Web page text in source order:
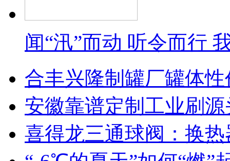
闻“汛”而动 听令而行
合丰兴隆制罐厂罐体
安徽靠谱定制工业刷
喜得龙三通球阀：换